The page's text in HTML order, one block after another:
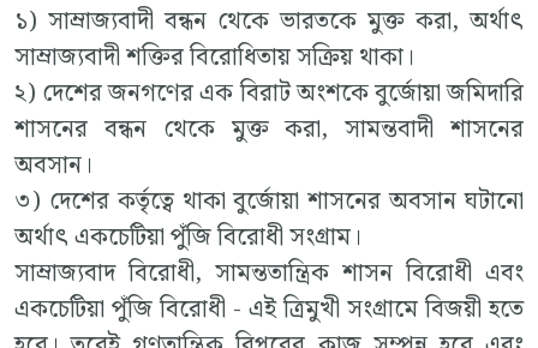
১) সাম্রাজ্যবাদী বন্ধন থেকে ভারতকে মুক্ত করা, অর্থাৎ
সাম্রাজ্যবাদী শক্তির বিরোধিতায় সক্রিয় থাকা।
২) দেশের জনগণের এক বিরাট অংশকে বুর্জোয়া জমিদারি
শাসনের বন্ধন থেকে মুক্ত করা, সামন্তবাদী শাসনের
অবসান।
৩) দেশের কর্তৃত্বে থাকা বুর্জোয়া শাসনের অবসান ঘটানো
অর্থাৎ একচেটিয়া পুঁজি বিরোধী সংগ্রাম।
সাম্রাজ্যবাদ বিরোধী, সামন্ততান্ত্রিক শাসন বিরোধী এবং
একচেটিয়া পুঁজি বিরোধী - এই ত্রিমুখী সংগ্রামে বিজয়ী হতে